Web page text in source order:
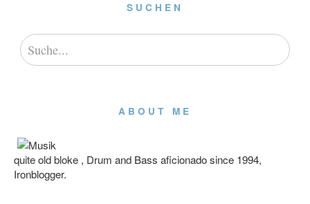
SUCHEN
ABOUT ME
quite old bloke , Drum and Bass aficionado since 1994,
Ironblogger.